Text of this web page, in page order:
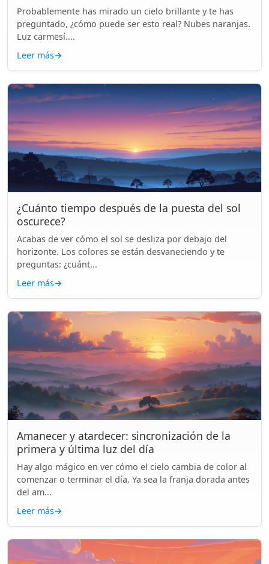
Probablemente has mirado un cielo brillante y te has
preguntado, ¿cómo puede ser esto real? Nubes naranjas.
Luz carmesí....
Leer más→
¿Cuánto tiempo después de la puesta del sol
oscurece?
Acabas de ver cómo el sol se desliza por debajo del
horizonte. Los colores se están desvaneciendo y te
preguntas: ¿cuánt...
Leer más→
Amanecer y atardecer: sincronización de la
primera y última luz del día
Hay algo mágico en ver cómo el cielo cambia de color al
comenzar o terminar el día. Ya sea la franja dorada antes
del am...
Leer más→